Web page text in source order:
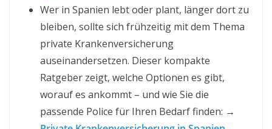
Wer in Spanien lebt oder plant, länger dort zu
bleiben, sollte sich frühzeitig mit dem Thema
private Krankenversicherung
auseinandersetzen. Dieser kompakte
Ratgeber zeigt, welche Optionen es gibt,
worauf es ankommt – und wie Sie die
passende Police für Ihren Bedarf finden: →